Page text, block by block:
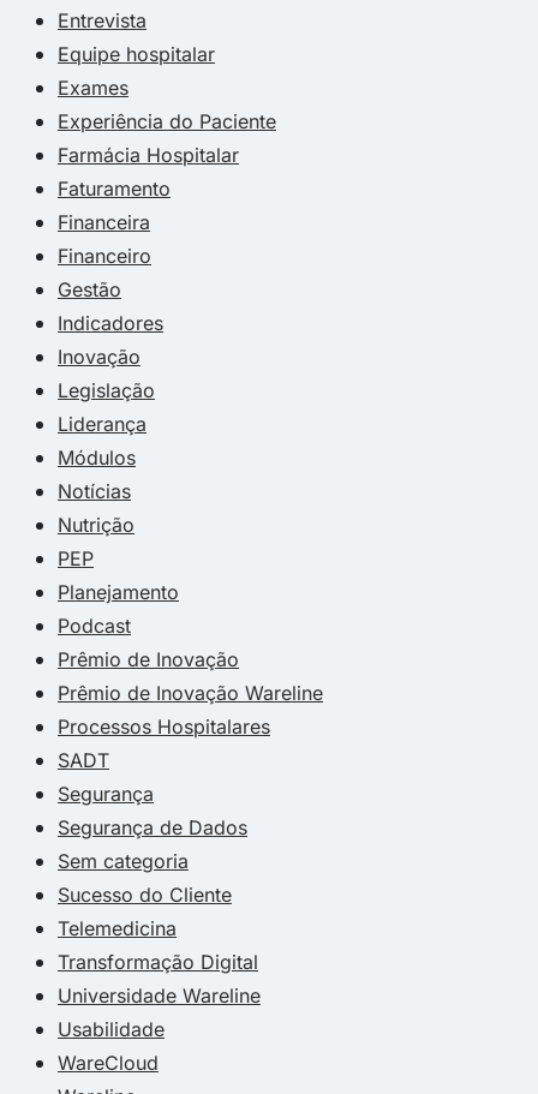
Entrevista
Equipe hospitalar
Exames
Experiência do Paciente
Farmácia Hospitalar
Faturamento
Financeira
Financeiro
Gestão
Indicadores
Inovação
Legislação
Liderança
Módulos
Notícias
Nutrição
PEP
Planejamento
Podcast
Prêmio de Inovação
Prêmio de Inovação Wareline
Processos Hospitalares
SADT
Segurança
Segurança de Dados
Sem categoria
Sucesso do Cliente
Telemedicina
Transformação Digital
Universidade Wareline
Usabilidade
WareCloud